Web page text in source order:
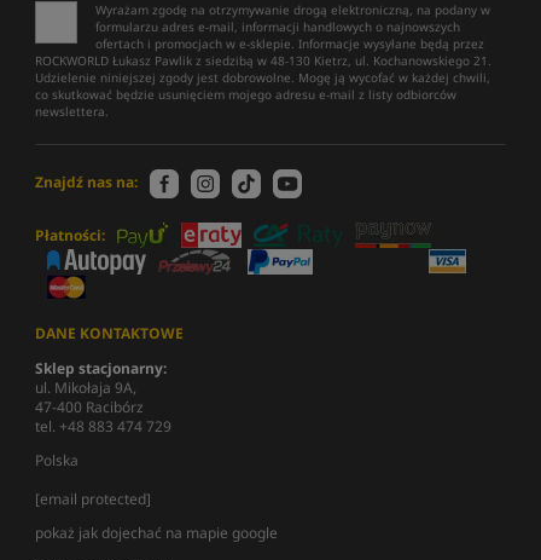
Wyrażam zgodę na otrzymywanie drogą elektroniczną, na podany w
formularzu adres e-mail, informacji handlowych o najnowszych
ofertach i promocjach w e-sklepie. Informacje wysyłane będą przez
ROCKWORLD Łukasz Pawlik z siedzibą w 48-130 Kietrz, ul. Kochanowskiego 21.
Udzielenie niniejszej zgody jest dobrowolne. Mogę ją wycofać w każdej chwili,
co skutkować będzie usunięciem mojego adresu e-mail z listy odbiorców
newslettera.
Znajdź nas na:
Płatności:
DANE KONTAKTOWE
Sklep stacjonarny:
ul. Mikołaja 9A,
47-400 Racibórz
tel. +48 883 474 729
Polska
[email protected]
pokaż jak dojechać na mapie google